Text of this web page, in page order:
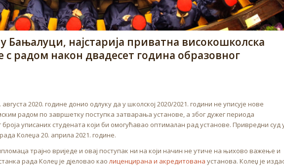
најстарија приватна високошколска
с радом након двадесет година образовног
2020. године донио одлуку да у школској 2020/2021. години не уписује нове
радом по завршетку поступка затварања установе, а због дужег периода
уписаних студената који би омогућавао оптималан рад установе. Привредни суд
Колеџа 20. априла 2021. године.
трајно вриједе и овај поступак ни на који начин не утиче на њихово важење и
рада Колеџ је дјеловао каолиценцирана и акредитована установа. Колеџ је